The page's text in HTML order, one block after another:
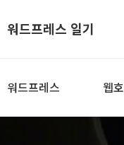
워드프레스 일기
워드프레스 웹